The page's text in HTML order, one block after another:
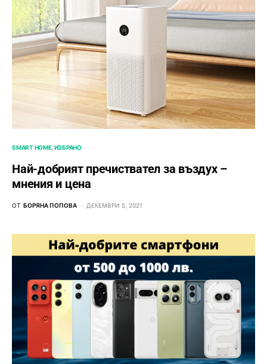
SMART HOME ИЗБРАНО
Най-добрият пречиствател за въздух –
мнения и цена
ОТ БОРЯНА ПОПОВА ДЕКЕМВРИ 5, 2021